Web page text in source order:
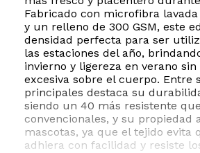
Fabricado con microfibra
y un relleno de 300 GSM, este
densidad perfecta para ser
las estaciones del año,
invierno y ligereza en verano
excesiva sobre el cuerpo. Entre
principales destaca su
siendo un 40 más resistente
convencionales, y su propiedad
mascotas, ya que el tejido evita
adhiera con facilidad y resiste